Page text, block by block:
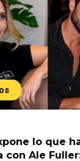
Mario Hart
salud antes